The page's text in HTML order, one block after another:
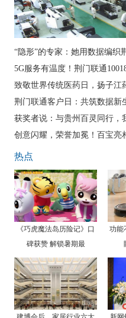
“隐形”的专家：她用数据编织
5G服务有温度！荆门联通
致敬世界传统医药日，扬子江
荆门联通客户日：共筑数据新
获奖者说：与贵州百灵同行，
创意闪耀，荣誉加冕！百宝亮
热点
《巧虎魔法岛历险记》口
碑获赞 解锁暑期最
功能